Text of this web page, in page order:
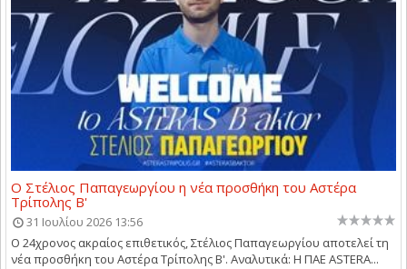
Ο Στέλιος Παπαγεωργίου η νέα προσθήκη του Αστέρα
Τρίπολης Β'
31 Ιουλίου 2026 13:56
Ο 24χρονος ακραίος επιθετικός, Στέλιος Παπαγεωργίου αποτελεί τη
νέα προσθήκη του Αστέρα Τρίπολης Β'. Αναλυτικά: Η ΠΑΕ ASTERA...